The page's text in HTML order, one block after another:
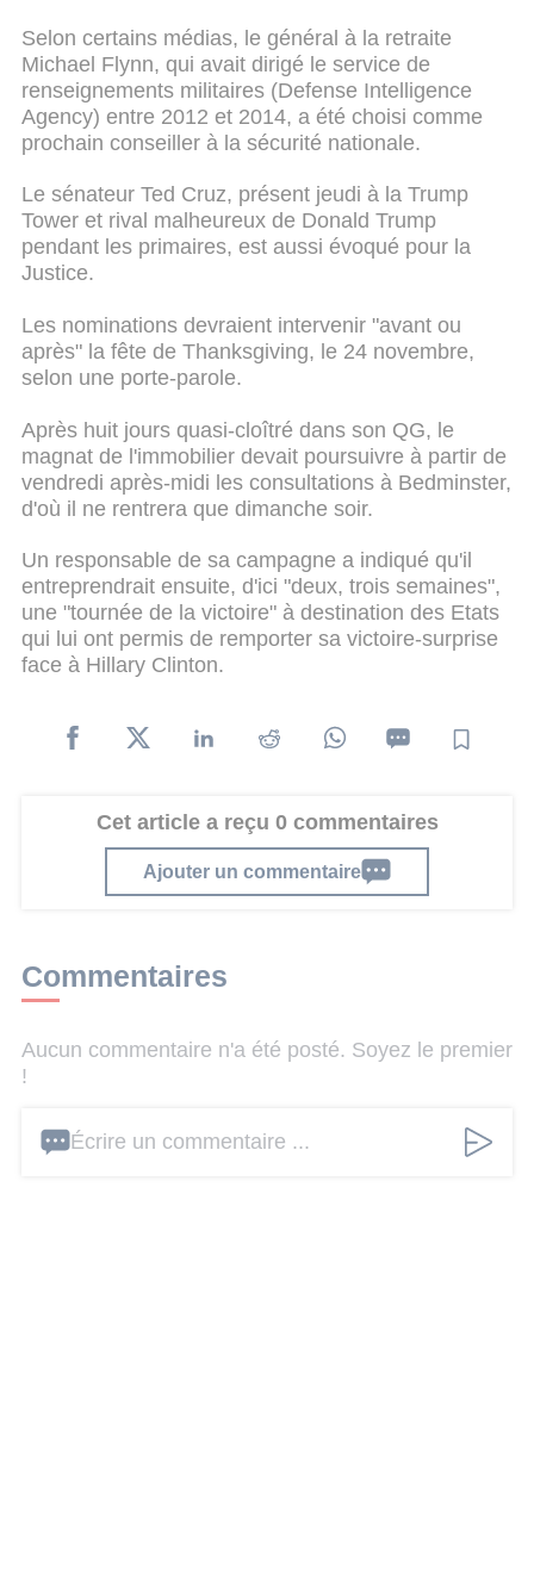
Selon certains médias, le général à la retraite
Michael Flynn, qui avait dirigé le service de
renseignements militaires (Defense Intelligence
Agency) entre 2012 et 2014, a été choisi comme
prochain conseiller à la sécurité nationale.
Le sénateur Ted Cruz, présent jeudi à la Trump
Tower et rival malheureux de Donald Trump
pendant les primaires, est aussi évoqué pour la
Justice.
Les nominations devraient intervenir "avant ou
après" la fête de Thanksgiving, le 24 novembre,
selon une porte-parole.
Après huit jours quasi-cloîtré dans son QG, le
magnat de l'immobilier devait poursuivre à partir de
vendredi après-midi les consultations à Bedminster,
d'où il ne rentrera que dimanche soir.
Un responsable de sa campagne a indiqué qu'il
entreprendrait ensuite, d'ici "deux, trois semaines",
une "tournée de la victoire" à destination des Etats
qui lui ont permis de remporter sa victoire-surprise
face à Hillary Clinton.
Cet article a reçu 0 commentaires
Ajouter un commentaire
Commentaires
Aucun commentaire n'a été posté. Soyez le premier
!
Écrire un commentaire ...